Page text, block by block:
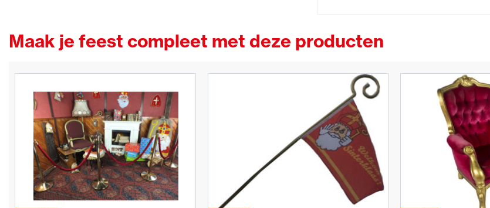
Maak je feest compleet met deze producten